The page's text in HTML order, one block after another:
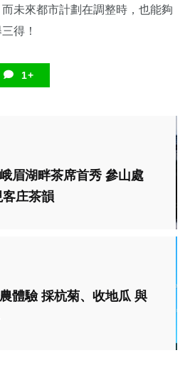
未來都市計劃在調整時，也能夠
得！
1+
眉湖畔茶席首秀 參山處
庄茶韻
體驗 採杭菊、收地瓜 與